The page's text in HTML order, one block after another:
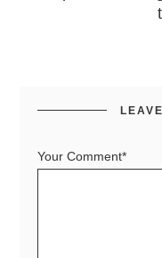
Your Comment*